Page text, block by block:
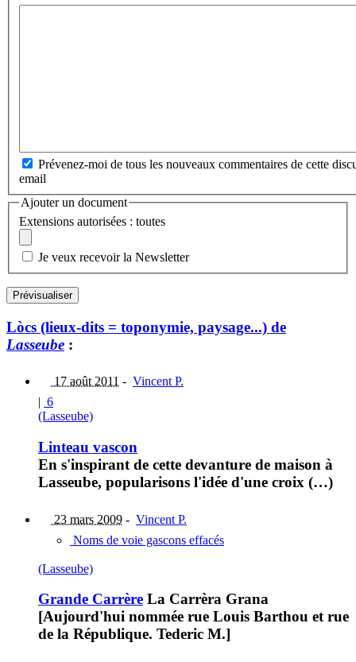
Prévenez-moi de tous les nouveaux commentaires de cette
email
Ajouter un document
Extensions autorisées : toutes
Je veux recevoir la Newsletter
Lòcs (lieux-dits = toponymie, paysage...) de
Lasseube :
17 août 2011 - Vincent P.
| 6
(Lasseube)
Linteau vascon
En s'inspirant de cette devanture de maison à
Lasseube, popularisons l'idée d'une croix (…)
23 mars 2009 - Vincent P.
Noms de voie gascons effacés
(Lasseube)
Grande Carrère La Carrèra Grana
[Aujourd'hui nommée rue Louis Barthou et rue
de la République. Tederic M.]